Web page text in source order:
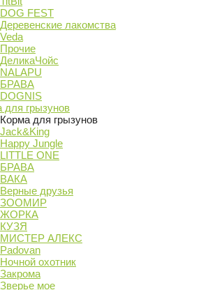
DOG FEST
Деревенские лакомства
Veda
Прочие
ДеликаЧойс
NALAPU
БРАВА
DOGNIS
для грызунов
Корма для грызунов
Jack&King
Happy Jungle
LITTLE ONE
БРАВА
ВАКА
Верные друзья
ЗООМИР
ЖОРКА
КУЗЯ
МИСТЕР АЛЕКС
Padovan
Ночной охотник
Закрома
Зверье мое